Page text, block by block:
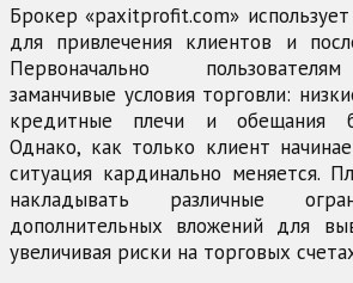
Брокер «paxitprofit.com»
для привлечения клиентов и
Первоначально
заманчивые условия торговли:
кредитные плечи и обещания
Однако, как только клиент
ситуация кардинально меняется.
накладывать различные
дополнительных вложений для
увеличивая риски на торговых